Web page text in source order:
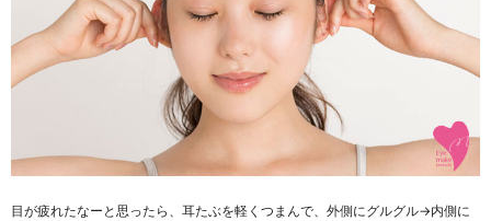
目が疲れたなーと思ったら、耳たぶを軽くつまんで、外側にグルグル→内側に